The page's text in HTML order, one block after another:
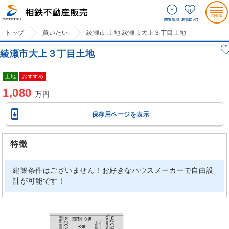
0
トップ 買いたい 綾瀬市 土地 綾瀬市大上３丁目土地
綾瀬市大上３丁目土地
土地 おすすめ
1,080万円
 保存用ページを表示
特徴
建築条件はございません！お好きなハウスメーカーで自由設
計が可能です！